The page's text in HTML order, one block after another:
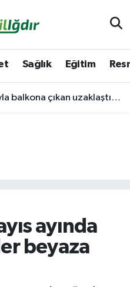
Sağlık Eğitim
uzaklaştırma kararlı koca ikna edildi
ayında
beyaza
ve Fikstür